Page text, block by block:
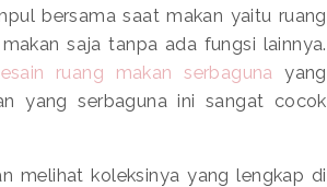
bersama saat makan yaitu ruang
saja tanpa ada fungsi lainnya.
ruang makan serbaguna yang
yang serbaguna ini sangat cocok
melihat koleksinya yang lengkap di